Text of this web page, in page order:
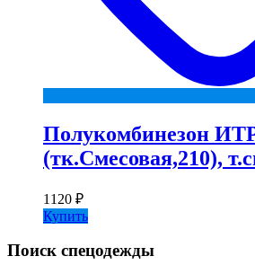
Полукомбинезон
(тк.Смесовая,210),
1120 ₽
Купить
Поиск спецодежды